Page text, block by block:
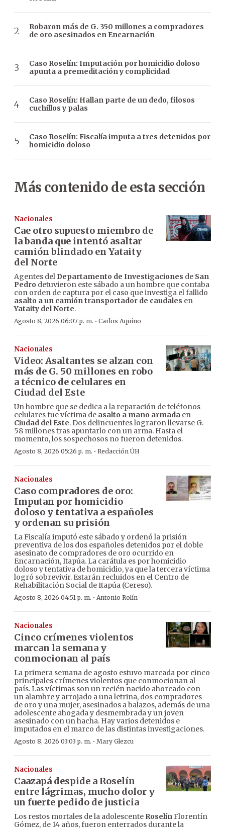
Robaron más de G. 350 millones a compradores
de oro asesinados en Encarnación
Caso Roselín: Imputación por homicidio doloso
apunta a premeditación y complicidad
Caso Roselín: Hallan parte de un dedo, filosos
cuchillos y palas
Caso Roselín: Fiscalía imputa a tres detenidos por
homicidio doloso
Más contenido de esta sección
Nacionales
Cae otro supuesto miembro de
la banda que intentó asaltar
camión blindado en Yataity
del Norte
Agentes del Departamento de Investigaciones de San
Pedro detuvieron este sábado a un hombre que contaba
con orden de captura por el caso que investiga el fallido
asalto a un camión transportador de caudales en
Yataity del Norte.
Agosto 8, 2026 06:07 p. m. · Carlos Aquino
Nacionales
Video: Asaltantes se alzan con
más de G. 50 millones en robo
a técnico de celulares en
Ciudad del Este
Un hombre que se dedica a la reparación de teléfonos
celulares fue víctima de asalto a mano armada en
Ciudad del Este. Dos delincuentes lograron llevarse G.
58 millones tras apuntarlo con un arma. Hasta el
momento, los sospechosos no fueron detenidos.
Agosto 8, 2026 05:26 p. m. · Redacción ÚH
Nacionales
Caso compradores de oro:
Imputan por homicidio
doloso y tentativa a españoles
y ordenan su prisión
La Fiscalía imputó este sábado y ordenó la prisión
preventiva de los dos españoles detenidos por el doble
asesinato de compradores de oro ocurrido en
Encarnación, Itapúa. La carátula es por homicidio
doloso y tentativa de homicidio, ya que la tercera víctima
logró sobrevivir. Estarán recluidos en el Centro de
Rehabilitación Social de Itapúa (Cereso).
Agosto 8, 2026 04:51 p. m. · Antonio Rolín
Nacionales
Cinco crímenes violentos
marcan la semana y
conmocionan al país
La primera semana de agosto estuvo marcada por cinco
principales crímenes violentos que conmocionan al
país. Las víctimas son un recién nacido ahorcado con
un alambre y arrojado a una letrina, dos compradores
de oro y una mujer, asesinados a balazos, además de una
adolescente ahogada y desmembrada y un joven
asesinado con un hacha. Hay varios detenidos e
imputados en el marco de las distintas investigaciones.
Agosto 8, 2026 03:03 p. m. · Mary Glezcu
Nacionales
Caazapá despide a Roselín
entre lágrimas, mucho dolor y
un fuerte pedido de justicia
Los restos mortales de la adolescente RoselínFlorentín
Gómez, de 14 años, fueron enterrados durante la